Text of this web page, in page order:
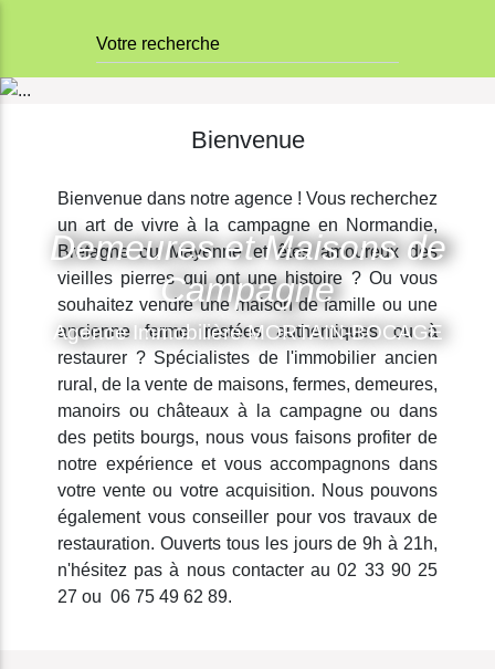
Votre recherche
Demeures et Maisons de
Campagne
Agence Immobilière MORTAIN-BOCAGE
Bienvenue
Bienvenue dans notre agence ! Vous recherchez
un art de vivre à la campagne en Normandie,
Bretagne ou Mayenne et êtes amoureux des
vieilles pierres qui ont une histoire ? Ou vous
souhaitez vendre une maison de famille ou une
ancienne ferme restées authentiques ou à
restaurer ? Spécialistes de l'immobilier ancien
rural, de la vente de maisons, fermes, demeures,
manoirs ou châteaux à la campagne ou dans
des petits bourgs, nous vous faisons profiter de
notre expérience et vous accompagnons dans
votre vente ou votre acquisition. Nous pouvons
également vous conseiller pour vos travaux de
restauration. Ouverts tous les jours de 9h à 21h,
n'hésitez pas à nous contacter au 02 33 90 25
27 ou 06 75 49 62 89.